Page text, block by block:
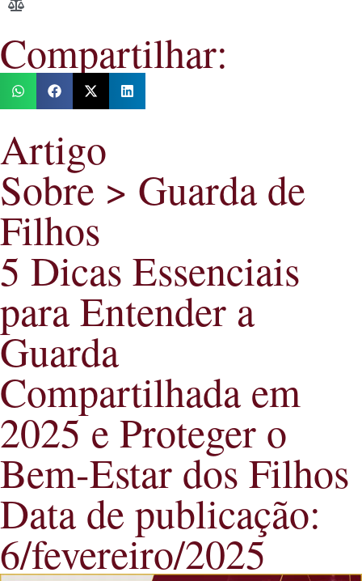
Compartilhar:
Artigo
Sobre > Guarda de
Filhos
5 Dicas Essenciais
para Entender a
Guarda
Compartilhada em
2025 e Proteger o
Bem-Estar dos Filhos
Data de publicação:
6/fevereiro/2025